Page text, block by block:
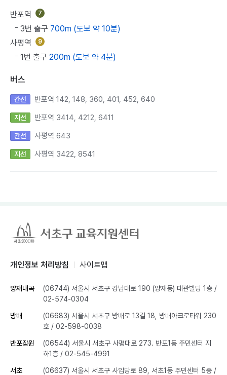
반포역 7
3번 출구 700m (도보 약 10분)
사평역
9
1번 출구 200m (도보 약 4분)
버스
간선 반포역 142, 148, 360, 401, 452, 640
지선 반포역 3414, 4212, 6411
간선 사평역 643
지선 사평역 3422, 8541
개인정보 처리방침 사이트맵
양재내곡 (06744) 서울시 서초구 강남대로 190 (양재동) 대관빌딩 1층 /
02-574-0304
방배
(06683) 서울시 서초구 방배로 13길 18, 방배아크로타워 230
호 / 02-598-0038
반포잠원
(06544) 서울시 서초구 사평대로 273. 반포1동 주민센터 지
하1층 / 02-545-4991
서초 (06637) 서울시 서초구 사임당로 89, 서초1동 주민센터 5층 /